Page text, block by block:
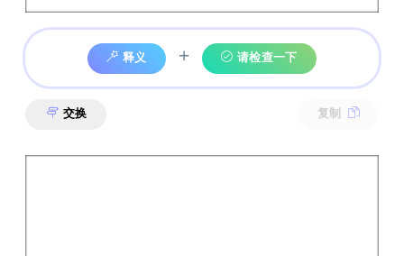
释义 + 请检查一下
交换 复制